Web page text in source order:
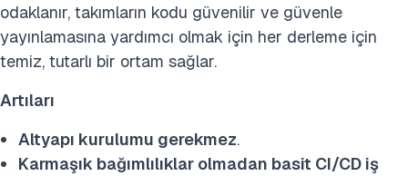
odaklanır, takımların kodu güvenilir ve güvenle
yayınlamasına yardımcı olmak için her derleme için
temiz, tutarlı bir ortam sağlar.
Artıları
Altyapı kurulumu gerekmez.
Karmaşık bağımlılıklar olmadan basit CI/CD iş